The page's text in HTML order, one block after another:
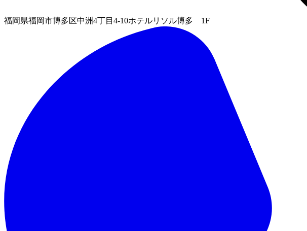
福岡県福岡市博多区中洲4丁目4-10ホテルリソル博多 1F